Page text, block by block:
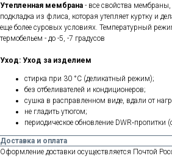
Утепленная мембрана - все свойства
подкладка из флиса, которая утепляет куртку и
еще более суровых условиях. Температурный
термобельем - до -5, -7 градусов
Уход: Уход за изделием
стирка при 30 °C (деликатный режим);
без отбеливателей и кондиционеров;
сушка в расправленном виде, вдали от
не гладить утюгом;
периодическое обновление DWR‑пропитки
Доставка и оплата
Оформление доставки осуществляется Почтой